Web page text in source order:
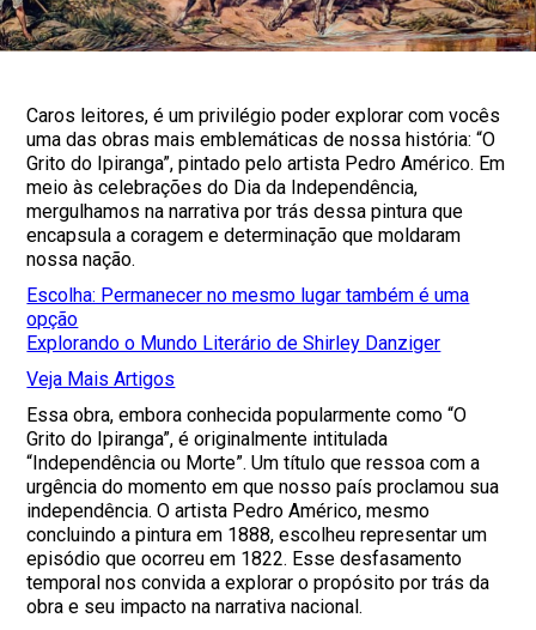
Caros leitores, é um privilégio poder explorar com vocês
uma das obras mais emblemáticas de nossa história: “O
Grito do Ipiranga”, pintado pelo artista Pedro Américo. Em
meio às celebrações do Dia da Independência,
mergulhamos na narrativa por trás dessa pintura que
encapsula a coragem e determinação que moldaram
nossa nação.
Escolha: Permanecer no mesmo lugar também é uma
opção
Explorando o Mundo Literário de Shirley Danziger
Veja Mais Artigos
Essa obra, embora conhecida popularmente como “O
Grito do Ipiranga”, é originalmente intitulada
“Independência ou Morte”. Um título que ressoa com a
urgência do momento em que nosso país proclamou sua
independência. O artista Pedro Américo, mesmo
concluindo a pintura em 1888, escolheu representar um
episódio que ocorreu em 1822. Esse desfasamento
temporal nos convida a explorar o propósito por trás da
obra e seu impacto na narrativa nacional.